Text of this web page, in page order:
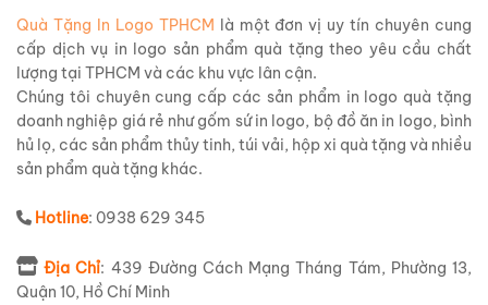
Quà Tặng In Logo TPHCM là một đơn vị uy tín chuyên cung
cấp dịch vụ in logo sản phẩm quà tặng theo yêu cầu chất
lượng tại TPHCM và các khu vực lân cận.
Chúng tôi chuyên cung cấp các sản phẩm in logo quà tặng
doanh nghiệp giá rẻ như gốm sứ in logo, bộ đồ ăn in logo, bình
hủ lọ, các sản phẩm thủy tinh, túi vải, hộp xi quà tặng và nhiều
sản phẩm quà tặng khác.
Hotline: 0938 629 345
Địa Chỉ: 439 Đường Cách Mạng Tháng Tám, Phường 13,
Quận 10, Hồ Chí Minh